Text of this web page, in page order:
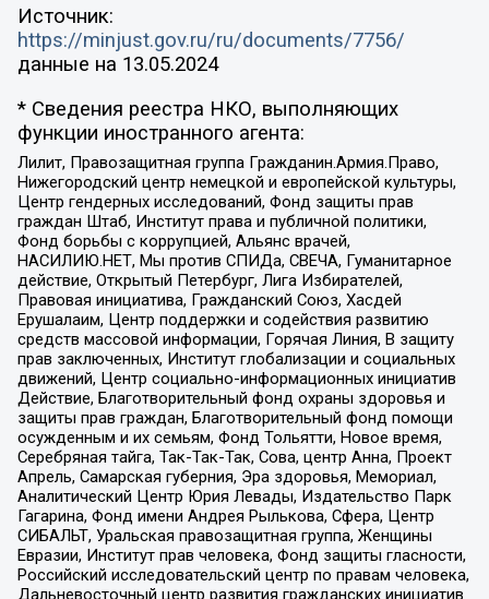
Источник:
https://minjust.gov.ru/ru/documents/7756/
данные на 13.05.2024
* Сведения реестра НКО, выполняющих
функции иностранного агента:
Лилит, Правозащитная группа Гражданин.Армия.Право,
Нижегородский центр немецкой и европейской культуры,
Центр гендерных исследований, Фонд защиты прав
граждан Штаб, Институт права и публичной политики,
Фонд борьбы с коррупцией, Альянс врачей,
НАСИЛИЮ.НЕТ, Мы против СПИДа, СВЕЧА, Гуманитарное
действие, Открытый Петербург, Лига Избирателей,
Правовая инициатива, Гражданский Союз, Хасдей
Ерушалаим, Центр поддержки и содействия развитию
средств массовой информации, Горячая Линия, В защиту
прав заключенных, Институт глобализации и социальных
движений, Центр социально-информационных инициатив
Действие, Благотворительный фонд охраны здоровья и
защиты прав граждан, Благотворительный фонд помощи
осужденным и их семьям, Фонд Тольятти, Новое время,
Серебряная тайга, Так-Так-Так, Сова, центр Анна, Проект
Апрель, Самарская губерния, Эра здоровья, Мемориал,
Аналитический Центр Юрия Левады, Издательство Парк
Гагарина, Фонд имени Андрея Рылькова, Сфера, Центр
СИБАЛЬТ, Уральская правозащитная группа, Женщины
Евразии, Институт прав человека, Фонд защиты гласности,
Российский исследовательский центр по правам человека,
Дальневосточный центр развития гражданских инициатив